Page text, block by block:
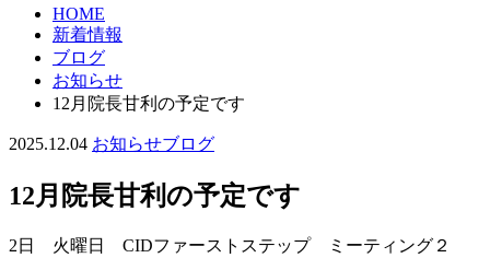
HOME
新着情報
ブログ
お知らせ
12月院長甘利の予定です
2025.12.04 お知らせブログ
12月院長甘利の予定です
2日 火曜日 CIDファーストステップ ミーティング２